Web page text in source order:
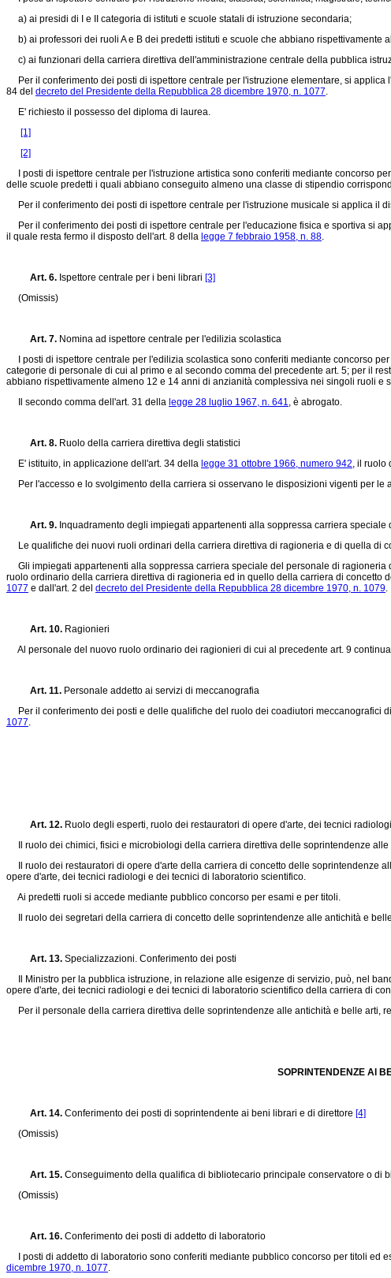
a) ai presidi di I e II categoria di istituti e scuole statali di istruzione secondaria;
b) ai professori dei ruoli A e B dei predetti istituti e scuole che abbiano rispettivamente
c) ai funzionari della carriera direttiva dell'amministrazione centrale della pubblica
Per il conferimento dei posti di ispettore centrale per l'istruzione elementare, si applica
84 del decreto del Presidente della Repubblica 28 dicembre 1970, n. 1077.
E' richiesto il possesso del diploma di laurea.
[1]
[2]
I posti di ispettore centrale per l'istruzione artistica sono conferiti mediante concorso
delle scuole predetti i quali abbiano conseguito almeno una classe di stipendio
Per il conferimento dei posti di ispettore centrale per l'istruzione musicale si applica il
Per il conferimento dei posti di ispettore centrale per l'educazione fisica e sportiva si
il quale resta fermo il disposto dell'art. 8 della legge 7 febbraio 1958, n. 88.
Art. 6. Ispettore centrale per i beni librari [3]
(Omissis)
Art. 7. Nomina ad ispettore centrale per l'edilizia scolastica
I posti di ispettore centrale per l'edilizia scolastica sono conferiti mediante concorso
categorie di personale di cui al primo e al secondo comma del precedente art. 5; per il
abbiano rispettivamente almeno 12 e 14 anni di anzianità complessiva nei singoli ruoli e
Il secondo comma dell'art. 31 della legge 28 luglio 1967, n. 641, è abrogato.
Art. 8. Ruolo della carriera direttiva degli statistici
E' istituito, in applicazione dell'art. 34 della legge 31 ottobre 1966, numero 942, il ruolo
Per l'accesso e lo svolgimento della carriera si osservano le disposizioni vigenti per le
Art. 9. Inquadramento degli impiegati appartenenti alla soppressa carriera
Le qualifiche dei nuovi ruoli ordinari della carriera direttiva di ragioneria e di quella di
Gli impiegati appartenenti alla soppressa carriera speciale del personale di
ruolo ordinario della carriera direttiva di ragioneria ed in quello della carriera di concetto
1077 e dall'art. 2 del decreto del Presidente della Repubblica 28 dicembre 1970, n. 1079.
Art. 10. Ragionieri
Al personale del nuovo ruolo ordinario dei ragionieri di cui al precedente art. 9
Art. 11. Personale addetto ai servizi di meccanografia
Per il conferimento dei posti e delle qualifiche del ruolo dei coadiutori meccanografici
1077.
Art. 12. Ruolo degli esperti, ruolo dei restauratori di opere d'arte, dei tecnici
Il ruolo dei chimici, fisici e microbiologi della carriera direttiva delle soprintendenze
Il ruolo dei restauratori di opere d'arte della carriera di concetto delle soprintendenze
opere d'arte, dei tecnici radiologi e dei tecnici di laboratorio scientifico.
Ai predetti ruoli si accede mediante pubblico concorso per esami e per titoli.
Il ruolo dei segretari della carriera di concetto delle soprintendenze alle antichità e
Art. 13. Specializzazioni. Conferimento dei posti
Il Ministro per la pubblica istruzione, in relazione alle esigenze di servizio, può, nel
opere d'arte, dei tecnici radiologi e dei tecnici di laboratorio scientifico della carriera di
Per il personale della carriera direttiva delle soprintendenze alle antichità e belle arti,
SOPRINTENDENZE Al
Art. 14. Conferimento dei posti di soprintendente ai beni librari e di direttore [4]
(Omissis)
Art. 15. Conseguimento della qualifica di bibliotecario principale conservatore o di
(Omissis)
Art. 16. Conferimento dei posti di addetto di laboratorio
I posti di addetto di laboratorio sono conferiti mediante pubblico concorso per titoli ed
dicembre 1970, n. 1077.